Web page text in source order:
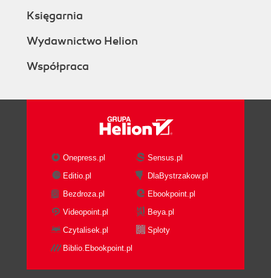
Księgarnia
Wydawnictwo Helion
Współpraca
Onepress.pl
Sensus.pl
Editio.pl
DlaBystrzakow.pl
Bezdroza.pl
Ebookpoint.pl
Videopoint.pl
Beya.pl
Czytalisek.pl
Sploty
Biblio.Ebookpoint.pl